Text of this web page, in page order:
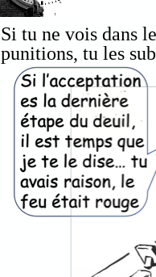
Si tu ne vois dans
punitions, tu les